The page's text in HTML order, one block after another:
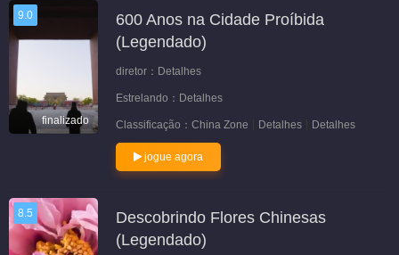
9.0
finalizado
600 Anos na Cidade Proíbida
(Legendado)
diretor： Detalhes
Estrelando： Detalhes
Classificação： China Zone Detalhes Detalhes
jogue agora
8.5
Descobrindo Flores Chinesas
(Legendado)